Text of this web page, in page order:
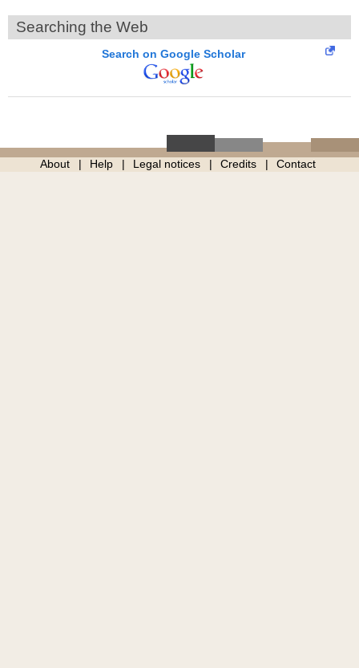
Searching the Web
Search on Google Scholar
About Help Legal notices Credits Contact